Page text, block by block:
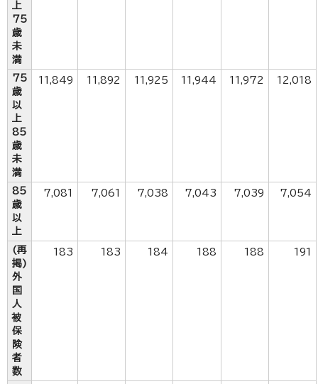
上
75
歳
未
満
75
歳
以
上
85
歳
未
満
11,849 11,892 11,925 11,944 11,972 12,018
85
歳
以
上
7,081 7,061 7,038 7,043 7,039 7,054
(再
掲)
外
国
人
被
保
険
者
数
183 183 184 188 188 191